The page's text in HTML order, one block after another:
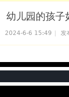
幼儿园的孩子
2024-6-6 15:49 发